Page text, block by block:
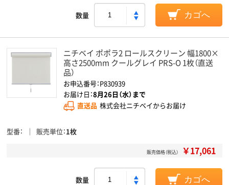
数量 カゴへ
ニチベイ ポポラ2 ロールスクリーン 幅1800×
高さ2500mm クールグレイ PRS-O 1枚（直送
品）
お申込番号：P830939
お届け日：8月26日（水）まで
直送品 株式会社ニチベイからお届け
型番 販売単位 1枚
販売価格（税込） ￥17,061
数量 カゴへ